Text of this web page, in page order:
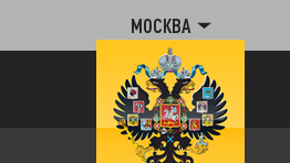
МОСКВА